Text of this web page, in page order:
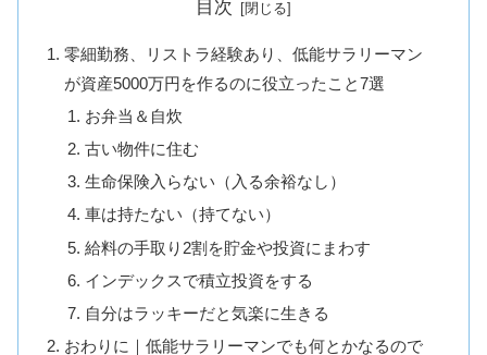
目次
零細勤務、リストラ経験あり、低能サラリーマン
が資産5000万円を作るのに役立ったこと7選
お弁当＆自炊
古い物件に住む
生命保険入らない（入る余裕なし）
車は持たない（持てない）
給料の手取り2割を貯金や投資にまわす
インデックスで積立投資をする
自分はラッキーだと気楽に生きる
おわりに｜低能サラリーマンでも何とかなるので